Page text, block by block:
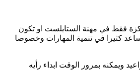
فقط في مهنة الستايلست او تكون
كثيرا في تنمية المهارات وخصوصا
ويمكنه بمرور الوقت ابداء رأيه